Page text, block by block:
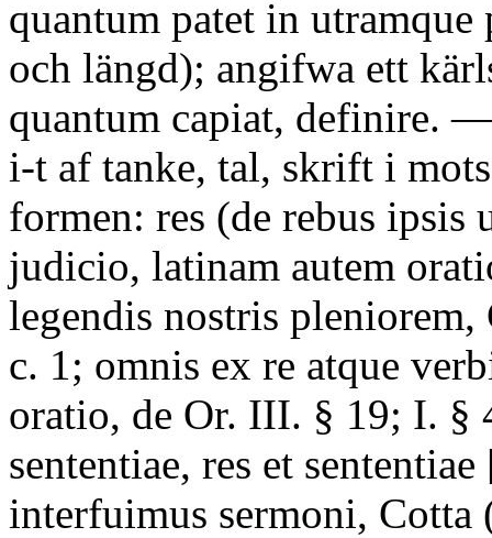
quantum patet in utramque
och längd); angifwa ett
quantum capiat, definire.
i-t af tanke, tal, skrift i
formen: res (de rebus ipsis
judicio, latinam autem
legendis nostris
c. 1; omnis ex re atque
oratio, de Or. III. § 19; I. §
sententiae, res et
interfuimus sermoni, Cotta